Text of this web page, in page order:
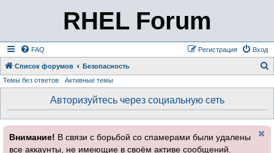
RHEL Forum
FAQ Вход
Регистрация
Список форумов Безопасность
Темы без ответов Активные темы
Авторизуйтесь через социальную сеть
Внимание! В связи с борьбой со спамерами были удалены
все аккаунты, не имеющие в своём активе сообщений.